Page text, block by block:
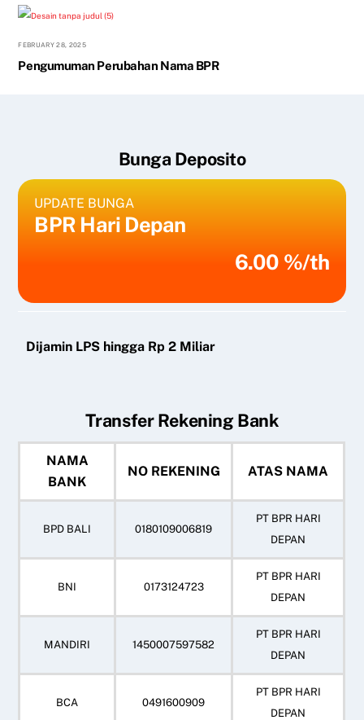
FEBRUARY 28, 2025
Pengumuman Perubahan Nama BPR
Bunga Deposito
UPDATE BUNGA
BPR Hari Depan
6.00 %/th
Dijamin LPS hingga Rp 2 Miliar
Transfer Rekening Bank
NAMA
BANK
NO REKENING ATAS NAMA
BPD BALI 0180109006819
PT BPR HARI
DEPAN
BNI 0173124723
PT BPR HARI
DEPAN
MANDIRI 1450007597582
PT BPR HARI
DEPAN
BCA 0491600909
PT BPR HARI
DEPAN